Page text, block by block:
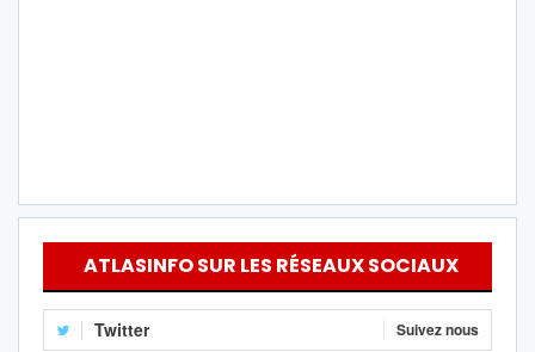
ATLASINFO SUR LES RÉSEAUX SOCIAUX
Twitter Suivez nous